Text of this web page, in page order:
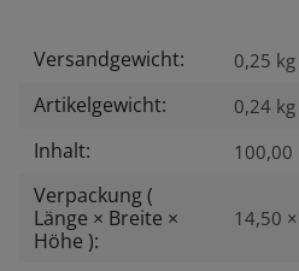
Produkteigenschaft
Wert
Versandgewicht: 0,25 kg
Artikelgewicht: 0,24 kg
Inhalt: 100,00
Verpackung (
Länge × Breite ×
Höhe ):
14,50